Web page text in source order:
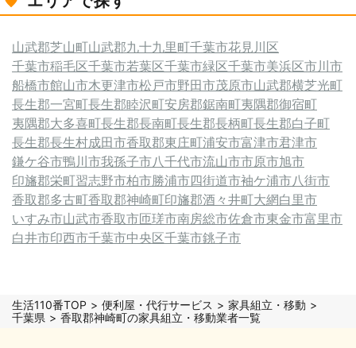
山武郡芝山町山武郡九十九里町千葉市花見川区
千葉市稲毛区千葉市若葉区千葉市緑区千葉市美浜区市川市
船橋市館山市木更津市松戸市野田市茂原市山武郡横芝光町
長生郡一宮町長生郡睦沢町安房郡鋸南町夷隅郡御宿町
夷隅郡大多喜町長生郡長南町長生郡長柄町長生郡白子町
長生郡長生村成田市香取郡東庄町浦安市富津市君津市
鎌ケ谷市鴨川市我孫子市八千代市流山市市原市旭市
印旛郡栄町習志野市柏市勝浦市四街道市袖ケ浦市八街市
香取郡多古町香取郡神崎町印旛郡酒々井町大網白里市
いすみ市山武市香取市匝瑳市南房総市佐倉市東金市富里市
白井市印西市千葉市中央区千葉市銚子市
生活110番TOP 便利屋・代行サービス
家具組立・移動
千葉県
香取郡神崎町の家具組立・移動業者一覧